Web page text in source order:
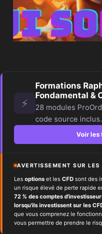
⚡
Formations
Fondamental &
28 modules
code source
Voir les
AVERTISSEMENT SUR LES
Les options et les CFD sont des
un risque élevé de perte rapide
72 % des comptes
lorsqu'ils investissent sur les
que vous comprenez le
vous permettre de prendre le